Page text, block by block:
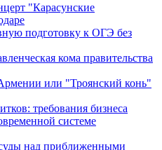
"Карасунские
подготовку к ОГЭ без
кома правительства
или "Троянский конь"
требования бизнеса
системе
над приближенными